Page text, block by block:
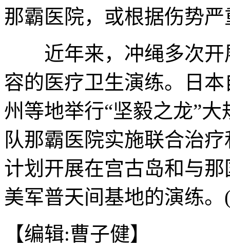
那霸医院，或根据伤势
近年来，冲绳多次开
容的医疗卫生演练。日
州等地举行“坚毅之龙”
队那霸医院实施联合治
计划开展在宫古岛和与
美军普天间基地的演练。
【编辑:曹子健】